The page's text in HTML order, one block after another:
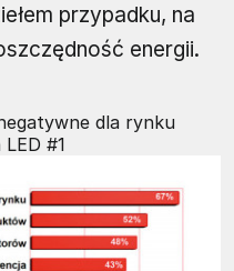
przypadku, na
energii.
dla rynku
#1